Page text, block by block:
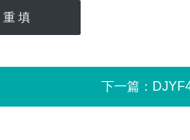
下一篇：